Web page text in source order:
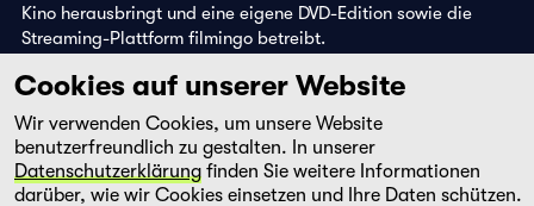
Kino herausbringt und eine eigene DVD-Edition sowie die
Streaming-Plattform filmingo betreibt.
Cookies auf unserer Website
Wir verwenden Cookies, um unsere Website
benutzerfreundlich zu gestalten. In unserer
Datenschutzerklärung finden Sie weitere Informationen
darüber, wie wir Cookies einsetzen und Ihre Daten schützen.